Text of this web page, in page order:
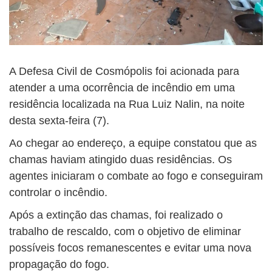
A Defesa Civil de Cosmópolis foi acionada para
atender a uma ocorrência de incêndio em uma
residência localizada na Rua Luiz Nalin, na noite
desta sexta-feira (7).
Ao chegar ao endereço, a equipe constatou que as
chamas haviam atingido duas residências. Os
agentes iniciaram o combate ao fogo e conseguiram
controlar o incêndio.
Após a extinção das chamas, foi realizado o
trabalho de rescaldo, com o objetivo de eliminar
possíveis focos remanescentes e evitar uma nova
propagação do fogo.